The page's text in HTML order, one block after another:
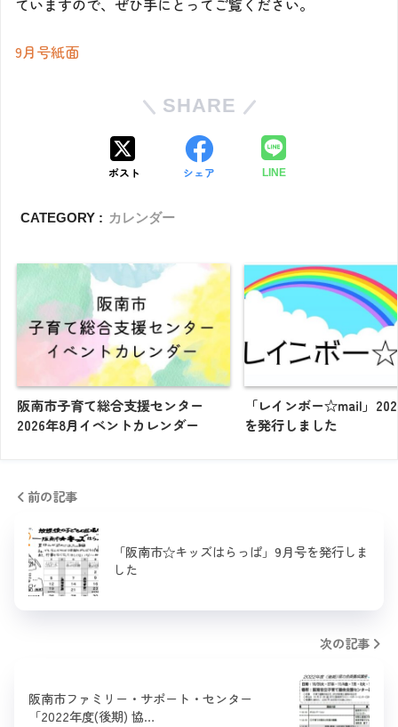
ていますので、ぜひ手にとってご覧ください。
9月号紙面
SHARE
ポスト シェア LINE
CATEGORY : カレンダー
阪南市子育て総合支援センター
2026年8月イベントカレンダー
「レインボー☆mail」
を発行しました
前の記事
「阪南市☆キッズはらっぱ」9月号を発行しま
した
次の記事
阪南市ファミリー・サポート・センター
「2022年度(後期) 協…